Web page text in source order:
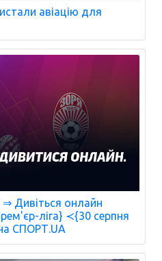
авіацію для
Дивіться онлайн
ліга} ≺{30 серпня
СПОРТ.UA